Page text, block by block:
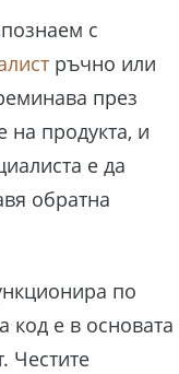
с
ръчно или
през
на продукта, и
е да
обратна
по
код е в основата
Честите